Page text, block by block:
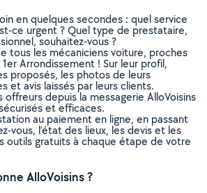
en quelques secondes : quel service
ce urgent ? Quel type de prestataire,
souhaitez-vous ?
tous les mécaniciens voiture, proches
Arrondissement ! Sur leur profil,
proposés, les photos de leurs
et avis laissés par leurs clients.
offreurs depuis la messagerie AlloVoisins
et efficaces.
au paiement en ligne, en passant
vous, l’état des lieux, les devis et les
outils gratuits à chaque étape de votre
AlloVoisins ?